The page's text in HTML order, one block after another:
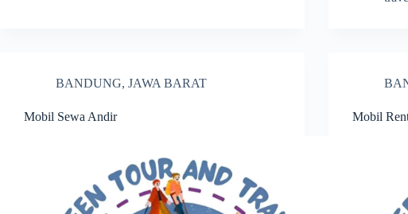
BANDUNG, JAWA BARAT
Mobil Sewa Andir Mobil